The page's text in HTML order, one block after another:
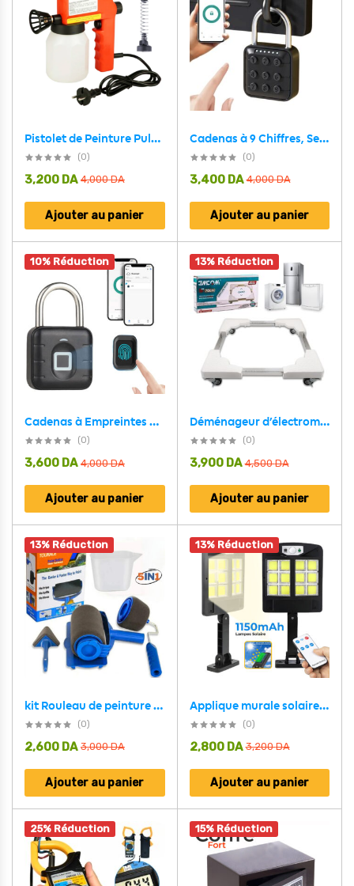
Pistolet de Peinture Pulvérisateur 600ml 0.8mm 75W
(0)
4,000DA
3,200 DA
Ajouter au panier
Cadenas à 9 Chiffres, Serrure En Métal Sans Clé
(0)
4,000DA
3,400 DA
Ajouter au panier
10% Réduction
Cadenas à Empreintes Digitales étanche, Serrure Biométrique En Métal Sans Clé
(0)
4,000DA
3,600 DA
Ajouter au panier
13% Réduction
Déménageur d’électroménager 70cm Capacité 250kg
(0)
4,500DA
3,900 DA
Ajouter au panier
13% Réduction
kit Rouleau de peinture mural 5 Pcs multifonctionnel
(0)
3,000DA
2,600 DA
Ajouter au panier
13% Réduction
Applique murale solaire d’extérieur avec capteur de mouvement PIR, imperméable, COB, lampadaire Led, pour jardin et cour
(0)
3,200DA
2,800 DA
Ajouter au panier
25% Réduction 15% Réduction